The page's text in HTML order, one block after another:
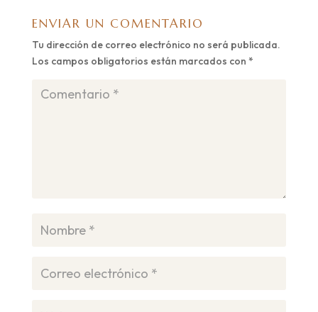
ENVIAR UN COMENTARIO
Tu dirección de correo electrónico no será publicada.
Los campos obligatorios están marcados con *